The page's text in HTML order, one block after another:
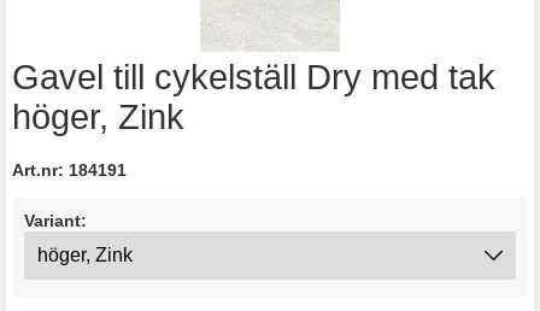
Gavel till cykelställ Dry med tak
höger, Zink
Art.nr: 184191
Variant: